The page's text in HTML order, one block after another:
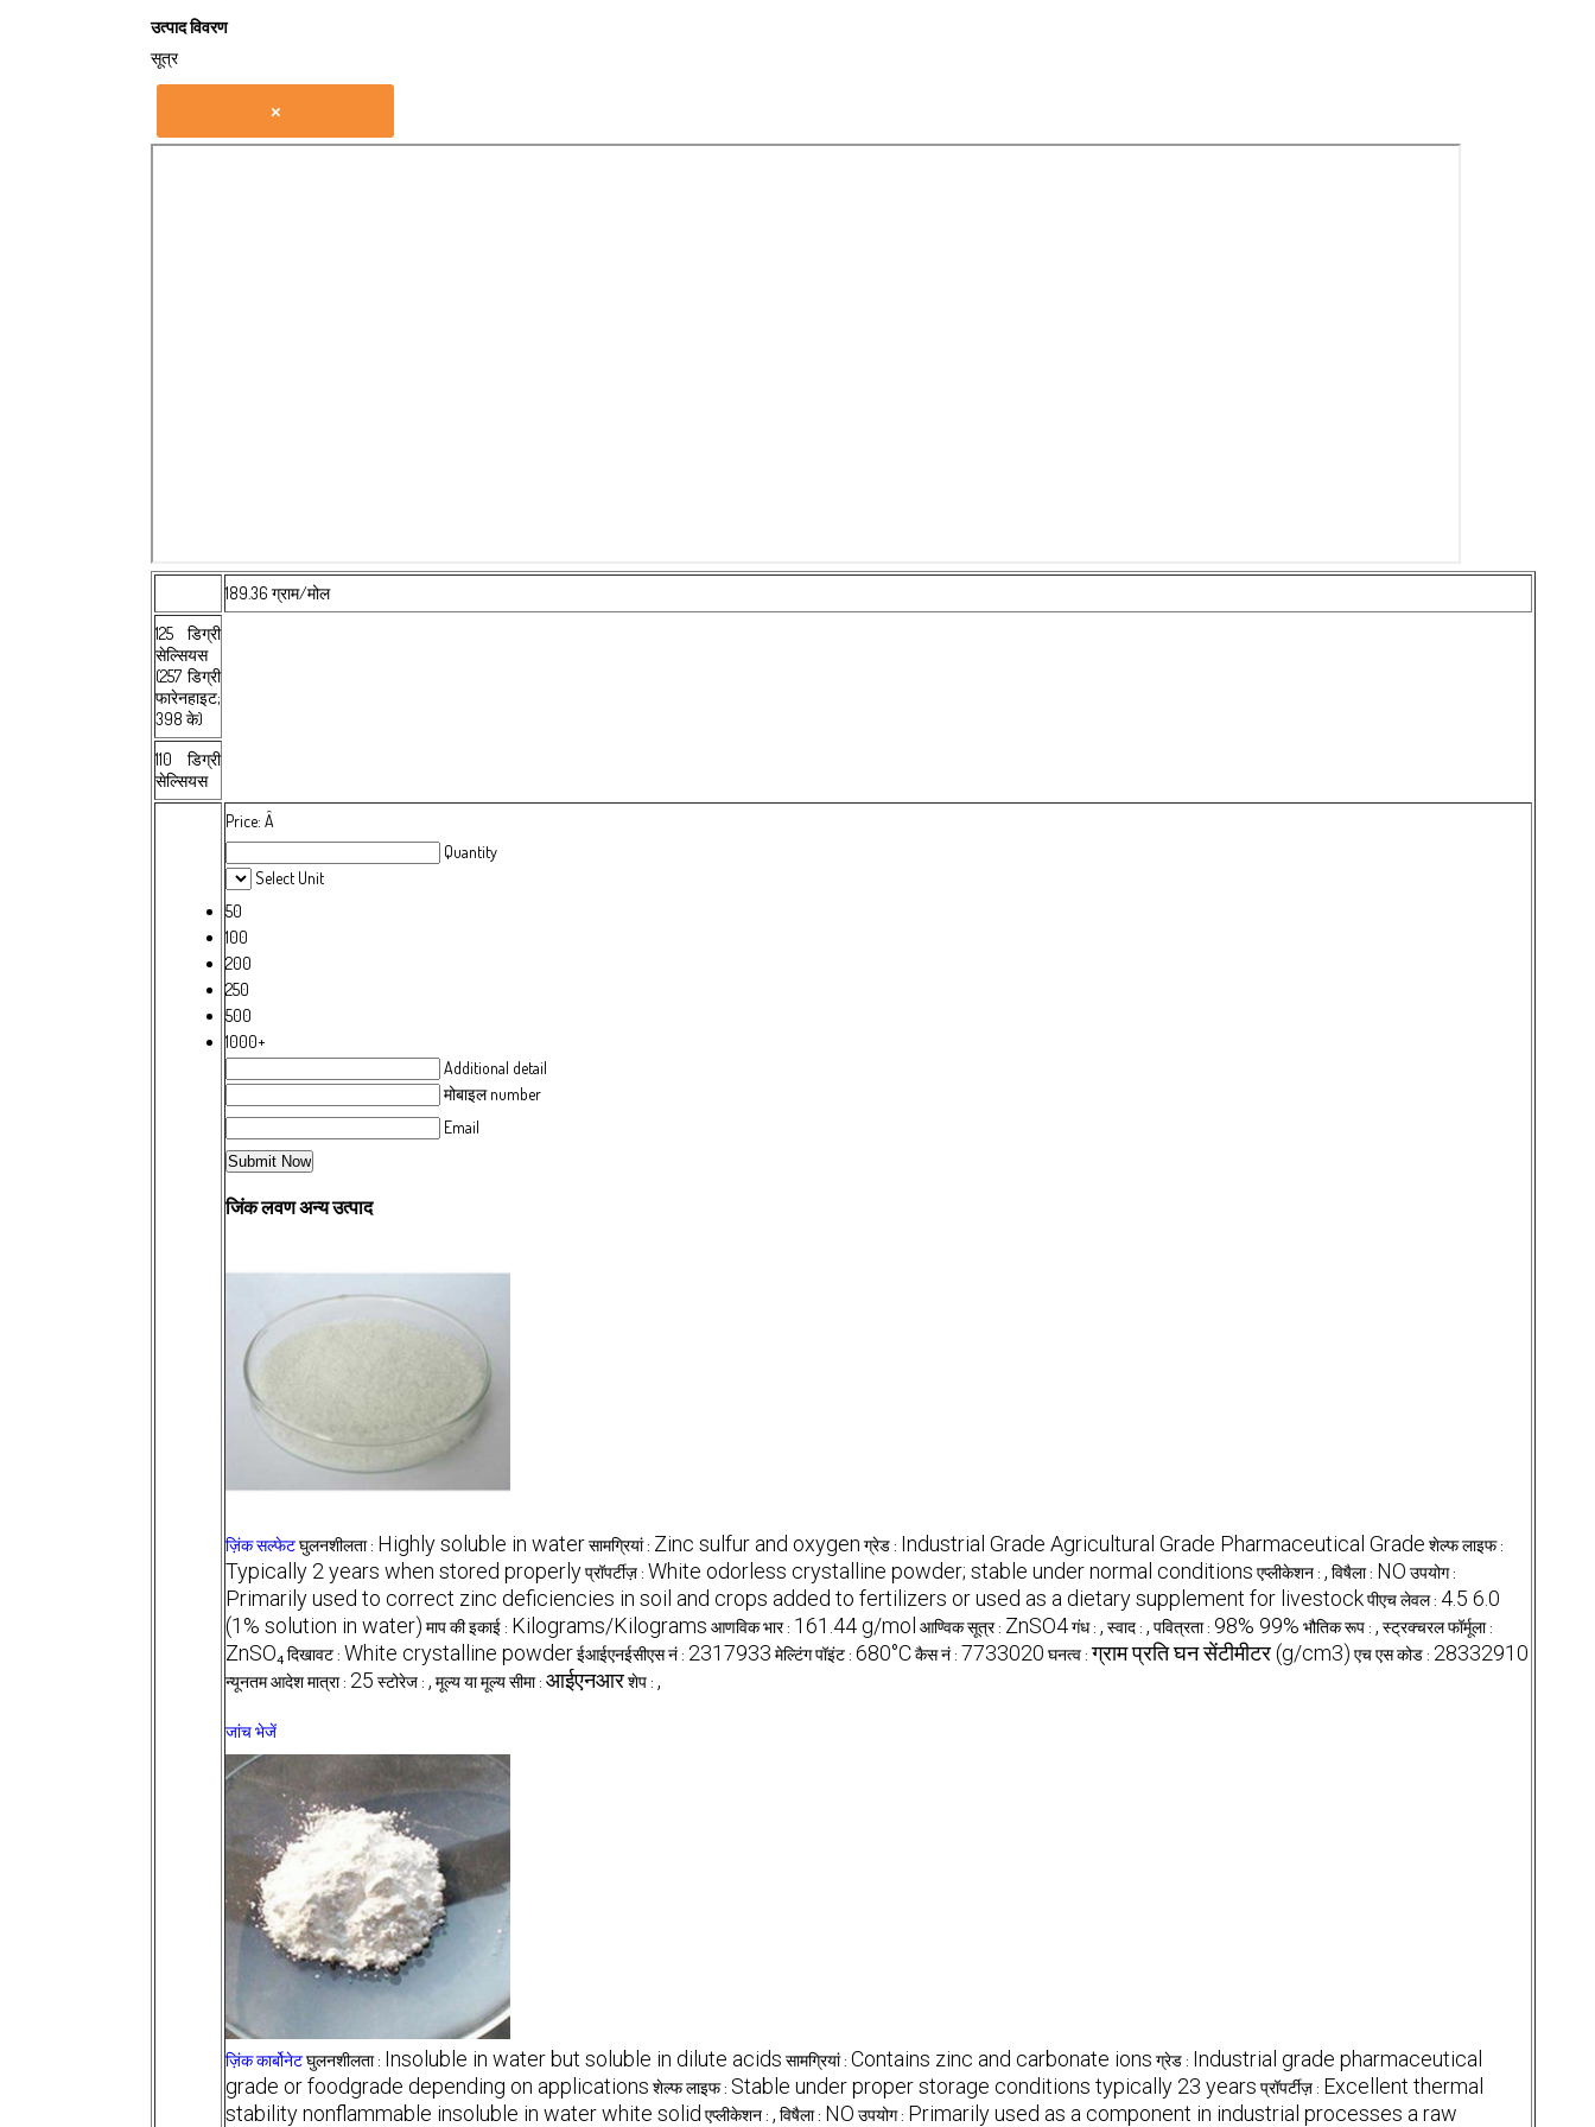
उत्पाद विवरण
सूत्र
×
189.36 ग्राम/मोल
125 डिग्री
सेल्सियस
(257 डिग्री
फारेनहाइट;
398 के)
110 डिग्री
सेल्सियस
Price: Â
Quantity
Select Unit
50
100
200
250
500
1000+
Additional detail
मोबाइल number
Email
जिंक लवण अन्य उत्पाद
ज़िंक सल्फेटघुलनशीलता : Highly soluble in waterसामग्रियां : Zinc sulfur and oxygen ग्रेड : Industrial Grade Agricultural Grade Pharmaceutical Grade शेल्फ लाइफ :
Typically 2 years when stored properlyप्रॉपर्टीज़ : White odorless crystalline powder; stable under normal conditions एप्लीकेशन : , विषैला : NO उपयोग :
Primarily used to correct zinc deficiencies in soil and crops added to fertilizers or used as a dietary supplement for livestockपीएच लेवल : 4.5 6.0
(1% solution in water) माप की इकाई : Kilograms/Kilograms आणविक भार : 161.44 g/mol आण्विक सूत्र : ZnSO4गंध : , स्वाद : , पवित्रता : 98% 99% भौतिक रूप : , स्ट्रक्चरल फॉर्मूला :
ZnSO₄ दिखावट : White crystalline powderईआईएनईसीएस नं : 2317933 मेल्टिंग पॉइंट : 680°Cकैस नं : 7733020 घनत्व :ग्राम प्रति घन सेंटीमीटर (g/cm3) एच एस कोड : 28332910
न्यूनतम आदेश मात्रा : 25 स्टोरेज : , मूल्य या मूल्य सीमा : आईएनआरशेप : ,
जांच भेजें
ज़िंक कार्बोनेटघुलनशीलता : Insoluble in water but soluble in dilute acids सामग्रियां : Contains zinc and carbonate ions ग्रेड : Industrial grade pharmaceutical
grade or foodgrade depending on applications शेल्फ लाइफ : Stable under proper storage conditions typically 23 years प्रॉपर्टीज़ : Excellent thermal
stability nonflammable insoluble in water white solid एप्लीकेशन : , विषैला : NO उपयोग : Primarily used as a component in industrial processes a raw